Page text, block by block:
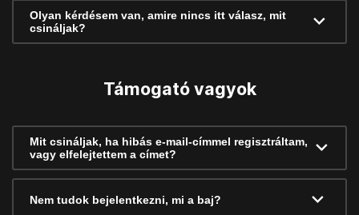
Olyan kérdésem van, amire nincs itt válasz, mit
csináljak?
Támogató vagyok
Mit csináljak, ha hibás e-mail-címmel regisztráltam,
vagy elfelejtettem a címet?
Nem tudok bejelentkezni, mi a baj?